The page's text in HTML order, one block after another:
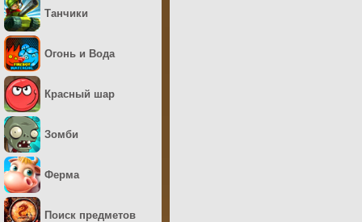
Танчики
Огонь и Вода
Красный шар
Зомби
Ферма
Поиск предметов